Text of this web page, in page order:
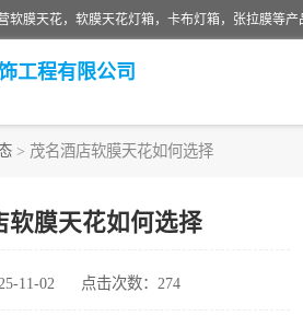
工程有限公司
> 茂名酒店软膜天花如何选择
软膜天花如何选择
11-02 点击次数：274